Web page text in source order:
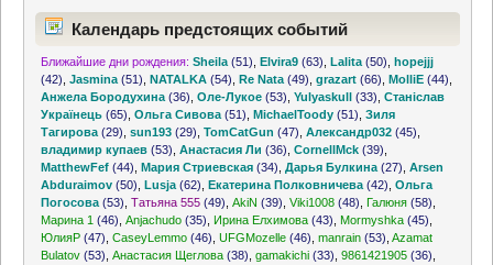
Календарь предстоящих событий
Ближайшие дни рождения: Sheila (51) ,Elvira9 (63) ,Lalita (50) ,hopejjj
(42) ,Jasmina (51) ,NATALKA (54) ,Re Nata (49) ,grazart (66) ,MolliE (44)
Анжела Бородухина (36) ,Оле-Лукое (53) ,Yulyaskull (33) ,Станіслав
Українець (65) ,Ольга Сивова (51) ,MichaelToody (51) ,Зиля
Тагирова (29) ,sun193 (29) ,TomCatGun (47) ,Александр032 (45)
владимир купаев (53) ,Анастасия Ли (36) ,CornellMck (39)
MatthewFef (44) ,Мария Стриевская (34) ,Дарья Булкина (27) ,Arsen
Abduraimov (50) ,Lusja (62) ,Екатерина Полковничева (42) ,Ольга
Погосова (53) ,Татьяна 555 (49) ,AkiN (39) ,Viki1008 (48) Галюня (58)
Марина 1 (46) ,Anjachudo (35) Ирина Елхимова (43) Mormyshka (45)
ЮлияР (47) ,CaseyLemmo (46) ,UFGMozelle (46) ,manrain (53) ,Azamat
Bulatov (53) ,Анастасия Щеглова (38) ,gamakichi (33) ,9861421905 (36)